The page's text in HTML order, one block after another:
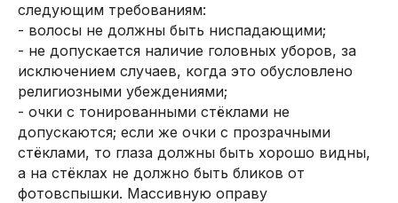
следующим требованиям:
- волосы не должны быть ниспадающими;
- не допускается наличие головных уборов, за
исключением случаев, когда это обусловлено
религиозными убеждениями;
- очки с тонированными стёклами не
допускаются; если же очки с прозрачными
стёклами, то глаза должны быть хорошо видны,
а на стёклах не должно быть бликов от
фотовспышки. Массивную оправу